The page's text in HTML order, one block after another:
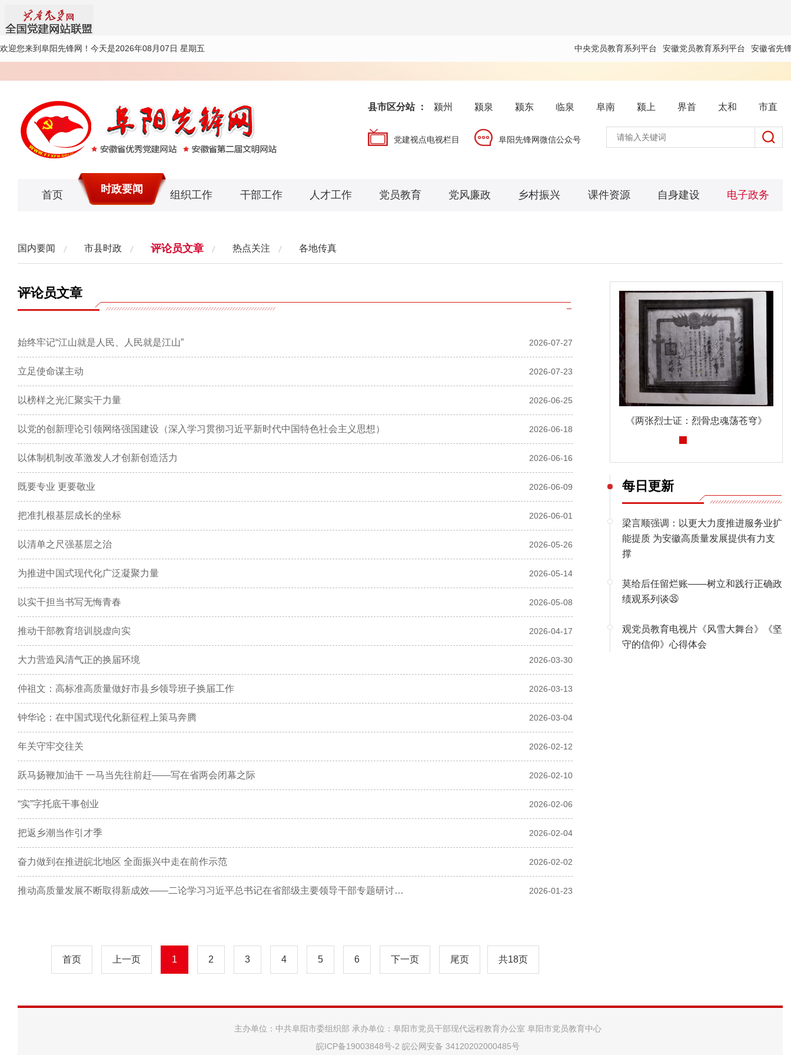
欢迎您来到阜阳先锋网！ 今天是2026年08月07日 星期五 中央党员教育系列平台 安徽党员教育系列平台 安徽省先
县市区分站 ： 颍州 颍泉 颍东 临泉 阜南 颍上 界首 太和 市直
党建视点电视栏目 阜阳先锋网微信公众号
首页 时政要闻 组织工作 干部工作 人才工作 党员教育 党风廉政 乡村振兴 课件资源 自身建设 电子政务
国内要闻 市县时政 评论员文章 热点关注 各地传真
评论员文章
始终牢记“江山就是人民、人民就是江山” 2026-07-27
立足使命谋主动 2026-07-23
以榜样之光汇聚实干力量 2026-06-25
以党的创新理论引领网络强国建设（深入学习贯彻习近平新时代中国特色社会主义思想） 2026-06-18
以体制机制改革激发人才创新创造活力 2026-06-16
既要专业 更要敬业 2026-06-09
把准扎根基层成长的坐标 2026-06-01
以清单之尺强基层之治 2026-05-26
为推进中国式现代化广泛凝聚力量 2026-05-14
以实干担当书写无悔青春 2026-05-08
推动干部教育培训脱虚向实 2026-04-17
大力营造风清气正的换届环境 2026-03-30
仲祖文：高标准高质量做好市县乡领导班子换届工作 2026-03-13
钟华论：在中国式现代化新征程上策马奔腾 2026-03-04
年关守牢交往关 2026-02-12
跃马扬鞭加油干 一马当先往前赶——写在省两会闭幕之际 2026-02-10
“实”字托底干事创业 2026-02-06
把返乡潮当作引才季 2026-02-04
奋力做到在推进皖北地区 全面振兴中走在前作示范 2026-02-02
推动高质量发展不断取得新成效——二论学习习近平总书记在省部级主要领导干部专题研讨班开班式重要讲话精神 2026-01-23
首页 上一页 1 2 3 4 5 6 下一页 尾页 共18页
《两张烈士证：烈骨忠魂荡苍穹》
每日更新
梁言顺强调：以更大力度推进服务业扩
能提质 为安徽高质量发展提供有力支
撑
莫给后任留烂账——树立和践行正确政
绩观系列谈㉟
观党员教育电视片《风雪大舞台》《坚
守的信仰》心得体会
主办单位：中共阜阳市委组织部 承办单位：阜阳市党员干部现代远程教育办公室 阜阳市党员教育中心
皖ICP备19003848号-2 皖公网安备 34120202000485号